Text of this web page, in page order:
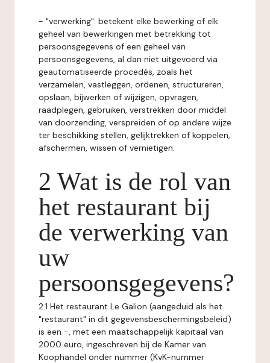
- "verwerking": betekent elke bewerking of elk
geheel van bewerkingen met betrekking tot
persoonsgegevens of een geheel van
persoonsgegevens, al dan niet uitgevoerd via
geautomatiseerde procedés, zoals het
verzamelen, vastleggen, ordenen, structureren,
opslaan, bijwerken of wijzigen, opvragen,
raadplegen, gebruiken, verstrekken door middel
van doorzending, verspreiden of op andere wijze
ter beschikking stellen, gelijktrekken of koppelen,
afschermen, wissen of vernietigen.
2 Wat is de rol van
het restaurant bij
de verwerking van
uw
persoonsgegevens?
2.1 Het restaurant Le Galion (aangeduid als het
"restaurant" in dit gegevensbeschermingsbeleid)
is een -, met een maatschappelijk kapitaal van
2000 euro, ingeschreven bij de Kamer van
Koophandel onder nummer (KvK-nummer